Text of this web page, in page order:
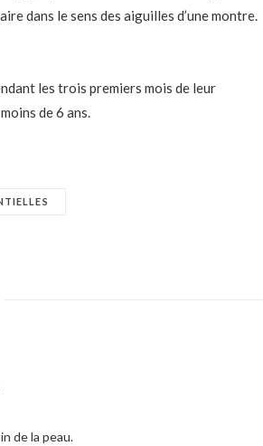
dans le sens des aiguilles d’une montre.
les trois premiers mois de leur
de 6 ans.
de la peau.